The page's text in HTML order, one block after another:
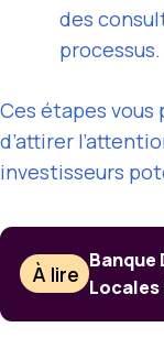
des
processus.
Ces étapes
d’attirer
investisseurs
À lire
Banque
Locales